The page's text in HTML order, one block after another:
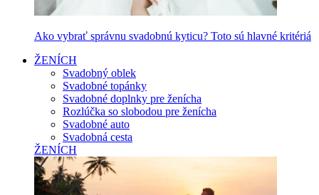
Ako vybrať správnu svadobnú kyticu? Toto sú hlavné kritériá
ŽENÍCH
Svadobný oblek
Svadobné topánky
Svadobné doplnky pre ženícha
Rozlúčka so slobodou pre ženícha
Svadobné auto
Svadobná cesta
ŽENÍCH